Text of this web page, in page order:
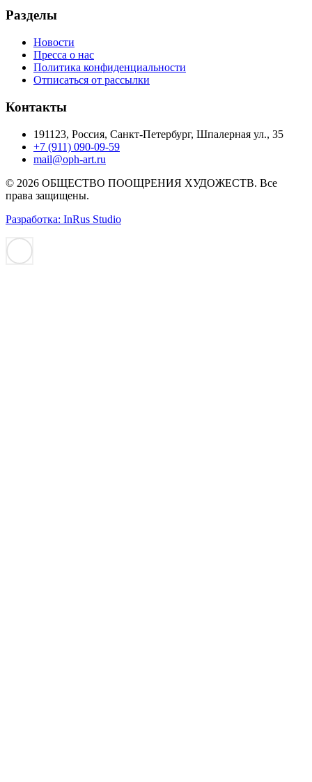
Разделы
Новости
Пресса о нас
Политика конфиденциальности
Отписаться от рассылки
Контакты
191123, Россия, Санкт-Петербург, Шпалерная ул., 35
+7 (911) 090-09-59
mail@oph-art.ru
© 2026 ОБЩЕСТВО ПООЩРЕНИЯ ХУДОЖЕСТВ. Все
права защищены.
Разработка: InRus Studio